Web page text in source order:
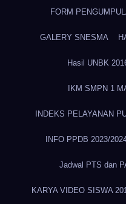
FORM
GALERY SNESMA
Hasil UNBK
IKM SMPN 1
INDEKS PELAYANAN
INFO PPDB 2023/
Jadwal PTS dan
KARYA VIDEO SISWA